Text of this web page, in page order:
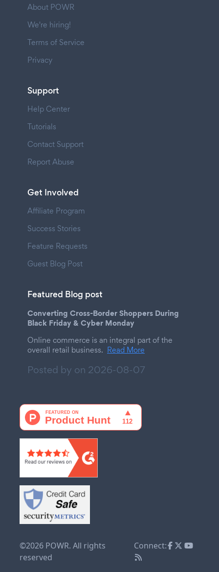
About POWR
We're hiring!
Terms of Service
Privacy
Support
Help Center
Tutorials
Contact Support
Report Abuse
Get Involved
Affiliate Program
Success Stories
Feature Requests
Guest Blog Post
Featured Blog post
Converting Cross-Border Shoppers During
Black Friday & Cyber Monday
Online commerce is an integral part of the
overall retail business. Read More
Posted by on 2026-08-07
©2026 POWR. All rights
reserved
Connect: